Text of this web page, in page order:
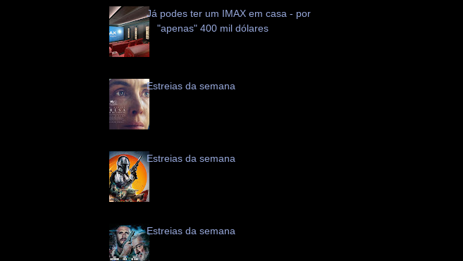
Já podes ter um IMAX em casa - por
"apenas" 400 mil dólares
Estreias da semana
Estreias da semana
Estreias da semana